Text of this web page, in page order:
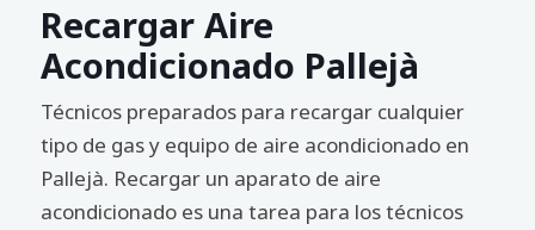
Recargar Aire
Acondicionado Pallejà
Técnicos preparados para recargar cualquier
tipo de gas y equipo de aire acondicionado en
Pallejà. Recargar un aparato de aire
acondicionado es una tarea para los técnicos